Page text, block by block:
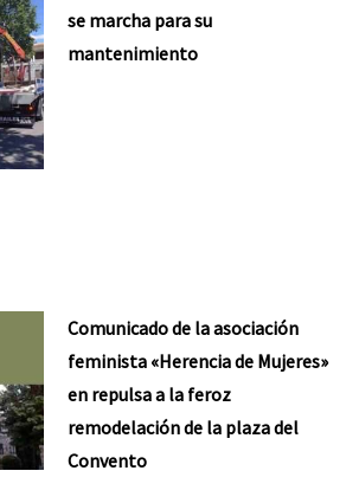
se marcha para su
mantenimiento
Comunicado de la asociación
feminista «Herencia de Mujeres»
en repulsa a la feroz
remodelación de la plaza del
Convento